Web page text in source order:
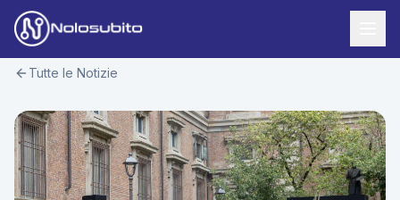
Offerte Noleggio
Offerte Business
News
Tutte le Notizie